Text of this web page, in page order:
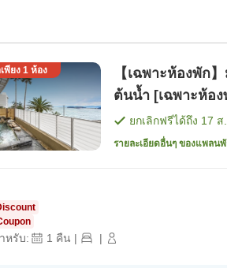
พียง 1ห้อง
【เฉพาะห้องพัก
ต้นน้ำ [เฉพาะห้อง
ยกเลิกฟรีได้ถึง 17 ส
รายละเอียดอื่นๆ ของแพลน
หรับ: 1 คืน | |